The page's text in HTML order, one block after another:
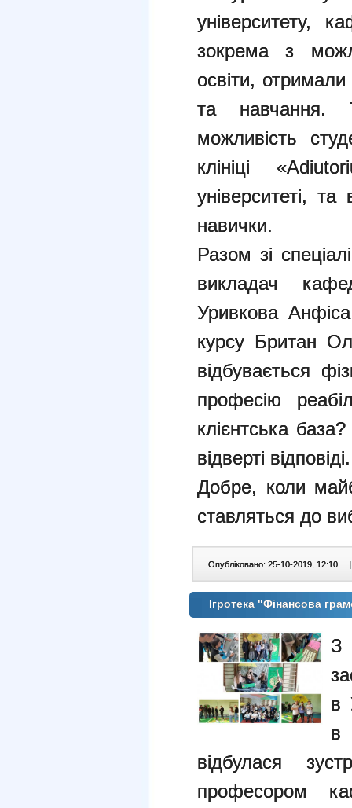
університету,
зокрема з
освіти, отримали
та навчання.
можливість
клініці
університеті,
навички.
Разом зі
викладач
Уривкова
курсу Британ
відбувається
професію
клієнтська
відверті відповіді.
Добре, коли
ставляться до
Опубліковано: 25-10-2019, 12:10 |
Ігротека "Фінансова
З
в
в
відбулася
професором